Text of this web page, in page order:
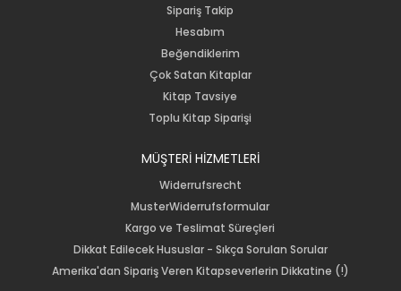
Sipariş Takip
Hesabım
Beğendiklerim
Çok Satan Kitaplar
Kitap Tavsiye
Toplu Kitap Siparişi
MÜŞTERİ HİZMETLERİ
Widerrufsrecht
MusterWiderrufsformular
Kargo ve Teslimat Süreçleri
Dikkat Edilecek Hususlar - Sıkça Sorulan Sorular
Amerika'dan Sipariş Veren Kitapseverlerin Dikkatine (!)